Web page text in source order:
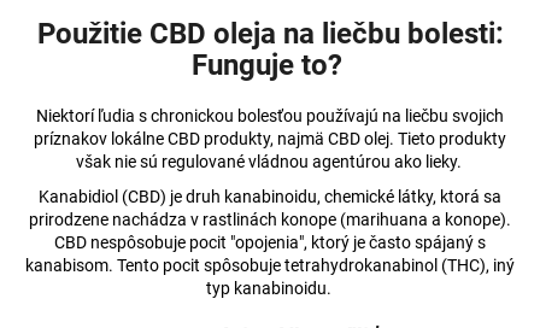
Použitie CBD oleja na liečbu bolesti:
Funguje to?
Niektorí ľudia s chronickou bolesťou používajú na liečbu svojich
príznakov lokálne CBD produkty, najmä CBD olej. Tieto produkty
však nie sú regulované vládnou agentúrou ako lieky.
Kanabidiol (CBD) je druh kanabinoidu, chemické látky, ktorá sa
prirodzene nachádza v rastlinách konope (marihuana a konope).
CBD nespôsobuje pocit "opojenia", ktorý je často spájaný s
kanabisom. Tento pocit spôsobuje tetrahydrokanabinol (THC), iný
typ kanabinoidu.
o
e
b
j
e
t